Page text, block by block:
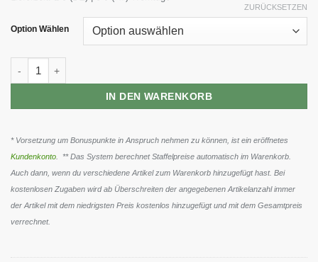
Option Wählen
ZURÜCKSETZEN
IN DEN WARENKORB
* Vorsetzung um Bonuspunkte in Anspruch nehmen zu können, ist ein eröffnetes
Kundenkonto . ** Das System berechnet Staffelpreise automatisch im Warenkorb.
Auch dann, wenn du verschiedene Artikel zum Warenkorb hinzugefügt hast. Bei
kostenlosen Zugaben wird ab Überschreiten der angegebenen Artikelanzahl immer
der Artikel mit dem niedrigsten Preis kostenlos hinzugefügt und mit dem Gesamtpreis
verrechnet.